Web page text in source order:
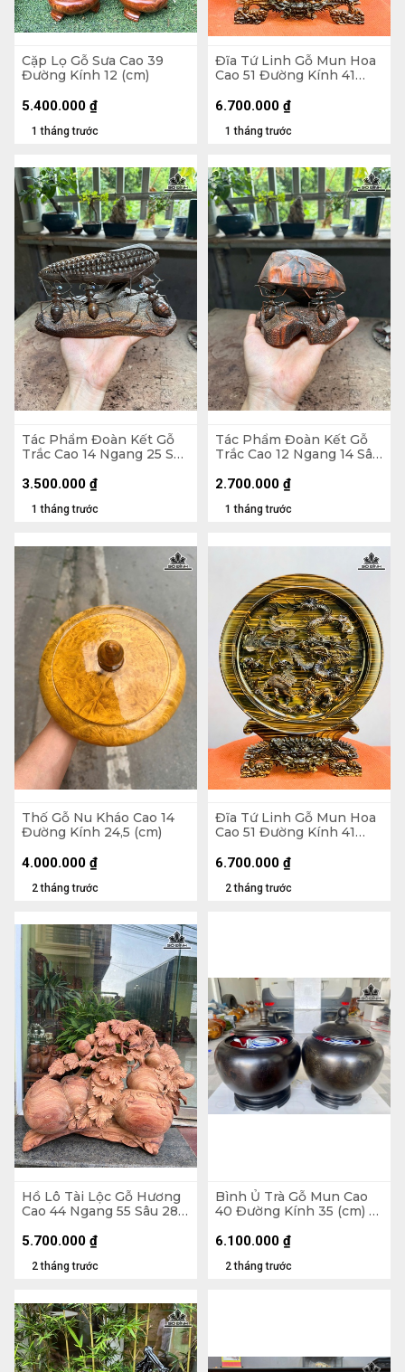
Cặp Lọ Gỗ Sưa Cao 39
Đường Kính 12 (cm)
1 tháng trước
5.400.000 ₫
Đĩa Tứ Linh Gỗ Mun Hoa
Cao 51 Đường Kính 41
1 tháng trước
6.700.000 ₫
Tác Phẩm Đoàn Kết Gỗ
Trắc Cao 14 Ngang 25 Sâu
1 tháng trước
3.500.000 ₫
Tác Phẩm Đoàn Kết Gỗ
Trắc Cao 12 Ngang 14 Sâu
1 tháng trước
2.700.000 ₫
Thố Gỗ Nu Kháo Cao 14
Đường Kính 24,5 (cm)
2 tháng trước
4.000.000 ₫
Đĩa Tứ Linh Gỗ Mun Hoa
Cao 51 Đường Kính 41
2 tháng trước
6.700.000 ₫
Hồ Lô Tài Lộc Gỗ Hương
Cao 44 Ngang 55 Sâu 28
2 tháng trước
5.700.000 ₫
Bình Ủ Trà Gỗ Mun Cao
40 Đường Kính 35 (cm) -
2 tháng trước
6.100.000 ₫